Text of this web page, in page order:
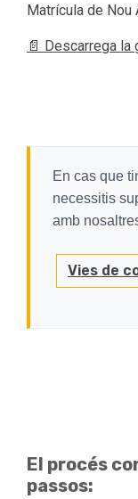
Matrícula de Nou
📄 Descarrega la
En cas que
necessitis
amb
Vies de
El procés
passos: